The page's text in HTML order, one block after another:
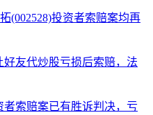
(002528)投资者索赔案均再
友代炒股亏损后索赔，法
者索赔案已有胜诉判决，亏